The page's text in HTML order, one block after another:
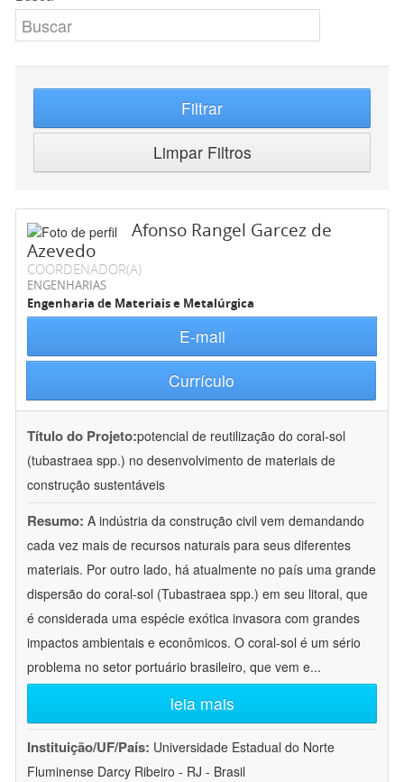
Filtrar
Limpar Filtros
Afonso Rangel Garcez de
Azevedo
COORDENADOR(A)
ENGENHARIAS
Engenharia de Materiais e Metalúrgica
E-mail
Currículo
Título do Projeto:potencial de reutilização do coral-sol
(tubastraea spp.) no desenvolvimento de materiais de
construção sustentáveis
Resumo: A indústria da construção civil vem demandando
cada vez mais de recursos naturais para seus diferentes
materiais. Por outro lado, há atualmente no país uma grande
dispersão do coral-sol (Tubastraea spp.) em seu litoral, que
é considerada uma espécie exótica invasora com grandes
impactos ambientais e econômicos. O coral-sol é um sério
problema no setor portuário brasileiro, que vem e...
leia mais
Instituição/UF/País: Universidade Estadual do Norte
Fluminense Darcy Ribeiro - RJ - Brasil